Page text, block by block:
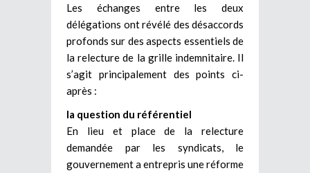
Les échanges entre les deux
délégations ont révélé des désaccords
profonds sur des aspects essentiels de
la relecture de la grille indemnitaire. Il
s’agit principalement des points ci-
après :
la question du référentiel
En lieu et place de la relecture
demandée par les syndicats, le
gouvernement a entrepris une réforme